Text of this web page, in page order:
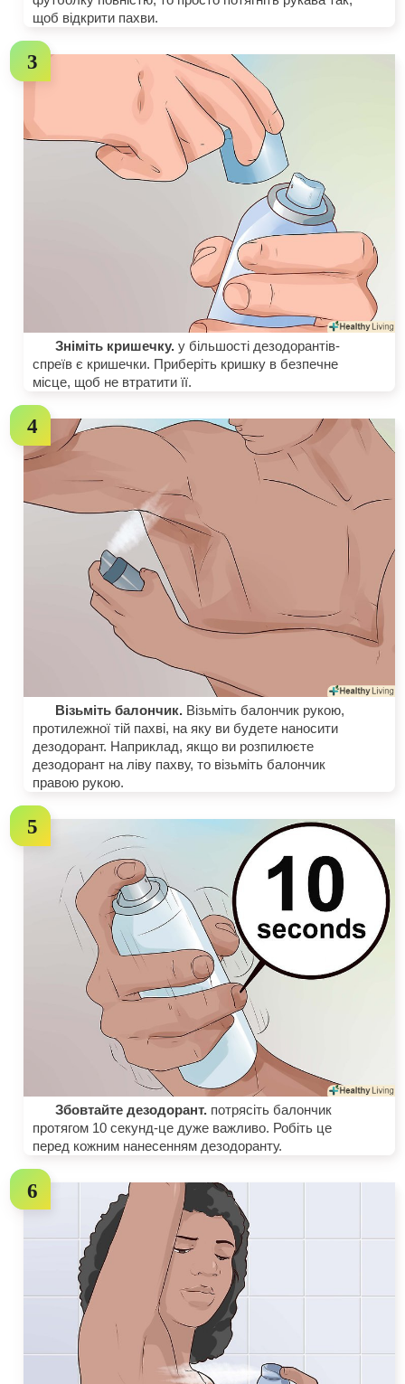
щоб відкрити пахви.
Зніміть кришечку. у більшості дезодорантів-
спреїв є кришечки. Приберіть кришку в безпечне
місце, щоб не втратити її.
Візьміть балончик. Візьміть балончик рукою,
протилежної тій пахві, на яку ви будете наносити
дезодорант. Наприклад, якщо ви розпилюєте
дезодорант на ліву пахву, то візьміть балончик
правою рукою.
Збовтайте дезодорант. потрясіть балончик
протягом 10 секунд-це дуже важливо. Робіть це
перед кожним нанесенням дезодоранту.